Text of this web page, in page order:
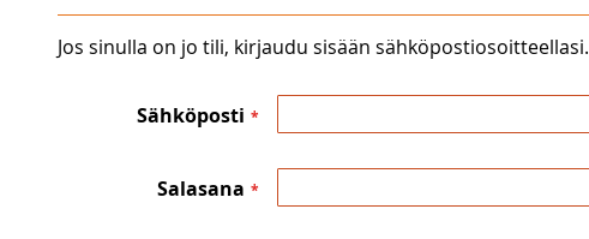
Jos sinulla on jo tili, kirjaudu sisään sähköpostiosoitteellasi.
Sähköposti
Salasana